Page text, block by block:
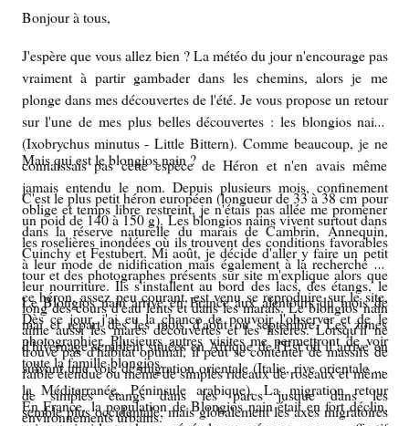
Bonjour à tous,
J'espère que vous allez bien ? La météo du jour n'encourage pas
vraiment à partir gambader dans les chemins, alors je me
plonge dans mes découvertes de l'été. Je vous propose un retour
sur l'une de mes plus belles découvertes : les blongios nains
(Ixobrychus minutus- Little Bittern). Comme beaucoup, je ne
connaissais pas cette espèce de Héron et n'en avais même
jamais entendu le nom. Depuis plusieurs mois, confinement
oblige et temps libre restreint, je n'étais pas allée me promener
dans la réserve naturelle du marais de Cambrin, Annequin,
Cuinchy et Festubert. Mi août, je décide d'aller y faire un petit
tour et des photographes présents sur site m'explique alors que
ce héron, assez peu courant, est venu se reproduire sur le site.
Dès ce jour, j'ai eu la chance de pouvoir l'observer et de le
photographier. Plusieurs autres visites me permettront de voir
toute la famille blongios.
Mais qui est le blongios nain ?
C'est le plus petit héron européen (longueur de 33 à 38 cm pour
un poid de 140 à 150 g). Les blongios nains vivent surtout dans
les roselières inondées où ils trouvent des conditions favorables
à leur mode de nidification mais également à la recherche de
leur nourriture. Ils s'installent au bord des lacs, des étangs, le
long des cours d'eau lents et dans les marais. Le blongios nain
aime aussi les mares découvertes et les lisières. Lorsqu'il ne
trouve pas d'habitat optimal, il peut se contenter de massifs de
faible étendue ou même de simples rideaux de roseaux et même
de simples étangs dans les parcs jusque dans les
environnements urbains.
Le Blongios nain arrive en France aux alentours du mois de
mai et repart dès les mois d'août ou septembre. Les zones
d'hivernage semblent situées en Afrique de l'Est où il arrive en
suivant une voie de migration orientale (Italie, rive orientale de
la Méditerranée, Péninsule arabique). La migration retour
semble plus occidentale, mais globalement les axes migratoires
En France, la population de Blongios nain était en fort déclin,